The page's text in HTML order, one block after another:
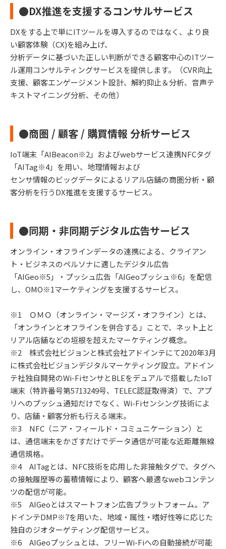
●DX推進を支援するコンサルサービス
DXをする上で単にITツールを導入するのではなく、より良
い顧客体験（CX)を組み上げ、
分析データに基づいた正しい判断ができる顧客中心のITツー
ル運⽤コンサルティングサービスを提供します。（CVR向上
支援、顧客エンゲージメント設計、解約抑止＆分析、音声テ
キストマイニング分析、その他）
●商圏 / 顧客 / 購買情報 分析サービス
IoT端末「AIBeacon※2」およびwebサービス連携NFCタグ
「AITag※4」を用い、地理情報および
センサ情報のビッグデータによるリアル店舗の商圏分析・顧
客分析を行うDX推進を支援するサービス。
●同期・非同期デジタル広告サービス
オンライン・オフラインデータの連携による、クライアン
ト・ビジネスのペルソナに適したデジタル広告
「AIGeo※5」・プッシュ広告「AIGeoプッシュ※6」を配信
し、OMO※1マーケティングを支援するサービス。
※1 ＯＭＯ（オンライン・マージズ・オフライン）とは、
「オンラインとオフラインを併合する」ことで、ネット上と
リアル店舗などの垣根を超えたマーケティング概念。
※2 株式会社ビジョンと株式会社アドインテにて2020年3月
に株式会社ビジョンデジタルマーケティング設立。アドイン
テ社独自開発のWi-FiセンサとBLEをデュアルで搭載したIoT
端末（特許番号第5713249号、TELEC認証取得済）で、アプ
リへのプッシュ通知だけでなく、Wi-Fiセンシング技術によ
り、店舗・顧客分析も行える端末。
※3 NFC（ニア・フィールド・コミュニケーション）と
は、通信端末をかざすだけでデータ通信が可能な近距離無線
通信規格。
※4 AITagとは、NFC技術を応用した非接触タグで、タグへ
の接触履歴等の蓄積情報により、顧客へ最適なwebコンテン
ツの配信が可能。
※5 AIGeoとはスマートフォン広告プラットフォーム。ア
ドインテDMP※7を用いた、地域・属性・嗜好性等に応じた
独自のジオターゲティング配信サービス。
※6 AIGeoプッシュとは、フリーWi-Fiへの自動接続が可能